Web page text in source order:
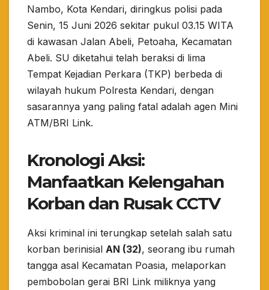
Nambo, Kota Kendari, diringkus polisi pada
Senin, 15 Juni 2026 sekitar pukul 03.15 WITA
di kawasan Jalan Abeli, Petoaha, Kecamatan
Abeli. SU diketahui telah beraksi di lima
Tempat Kejadian Perkara (TKP) berbeda di
wilayah hukum Polresta Kendari, dengan
sasarannya yang paling fatal adalah agen Mini
ATM/BRI Link.
Kronologi Aksi:
Manfaatkan Kelengahan
Korban dan Rusak CCTV
​Aksi kriminal ini terungkap setelah salah satu
korban berinisial AN (32), seorang ibu rumah
tangga asal Kecamatan Poasia, melaporkan
pembobolan gerai BRI Link miliknya yang